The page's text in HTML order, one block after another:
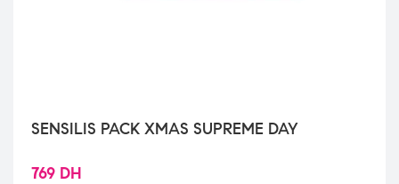
SENSILIS PACK XMAS SUPREME DAY
769 DH